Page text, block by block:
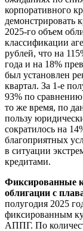
корпоративного
демонстрировать
2025-го объем
классификации
рублей, что на
года и на 18%
был установлен
квартал. За 1-е
93% по
то же время, по
пользу
сократилось на
благоприятных
в ситуации
кредитами.
Фиксированные
облигации с
полугодия 2025
фиксированным
АППГ. По